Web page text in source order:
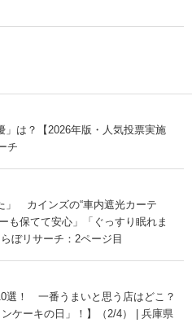
」は？【2026年版・人気投票実施
チ
」 カインズの“車内遮光カーテ
も保てて安心」「ぐっすり眠れま
ぼリサーチ：2ページ目
選！ 一番うまいと思う店はどこ？
ンケーキの日」！】（2/4） | 兵庫県